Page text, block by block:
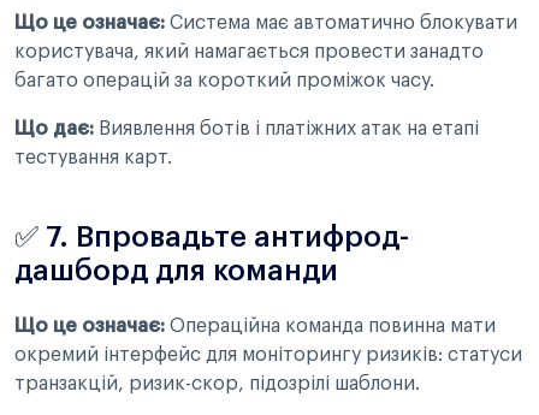
Що це означає: Система має автоматично блокувати
користувача, який намагається провести занадто
багато операцій за короткий проміжок часу.
Що дає: Виявлення ботів і платіжних атак на етапі
тестування карт.
✅ 7. Впровадьте антифрод-
дашборд для команди
Що це означає: Операційна команда повинна мати
окремий інтерфейс для моніторингу ризиків: статуси
транзакцій, ризик-скор, підозрілі шаблони.